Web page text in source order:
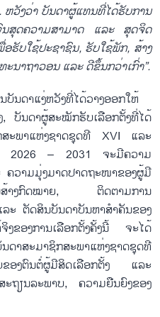
ວັງວ່າ ບັນດາຜູ້ແທນທີ່ໄດ້ຮັບການ
ນສຸດຄວາມສາມາດ ແລະ ສຸດຈິດ
ຮັບໃຊ້ປະຊາຊົນ, ຮັບໃຊ້ພັກ, ສ້າງ
ນາຖາວອນ ແລະ ດີຂຶ້ນກວ່າເກົ່າ”.
ບັນດາແງ່ຫວັງທີ່ໄດ້ວາງອອກໃຫ້
ບັນດາຜູ້ສະໝັກຮັບເລືອກຕັ້ງທີ່ໄດ້
ສະພາແຫ່ງຊາດຊຸດທີ XVI ແລະ
2026 – 2031 ຈະມີຄວາມ
ຄວາມມຸ່ງມາດປາດຖະໜາຂອງຜູ້ມີ
ານສ້າງກົດໝາຍ, ຕິດຕາມການ
ະ ຕັດສິນບັນດາບັນຫາສຳຄັນຂອງ
ຂອງການເລືອກຕັ້ງຄັ້ງນີ້ ຈະໄດ້
າສະມາຊິກສະພາແຫ່ງຊາດຊຸດທີ
ອງຕົນຕໍ່ຜູ້ມີສິດເລືອກຕັ້ງ ແລະ
ະຖຽນລະພາບ, ຄວາມຍືນຍົງຂອງ